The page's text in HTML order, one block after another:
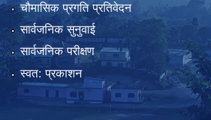
चौमासिक प्रगति प्रतिवेदन
सार्वजनिक सुनुवाई
सार्वजनिक परीक्षण
स्वत: प्रकाशन